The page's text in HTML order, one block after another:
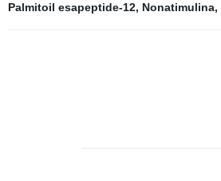
Palmitoil esapeptide-12, Nonatimulina,